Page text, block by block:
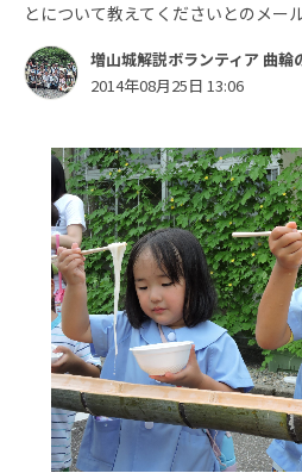
とについて教えてくださいとのメー
増山城解説ボランティア 曲輪
2014年08月25日 13:06